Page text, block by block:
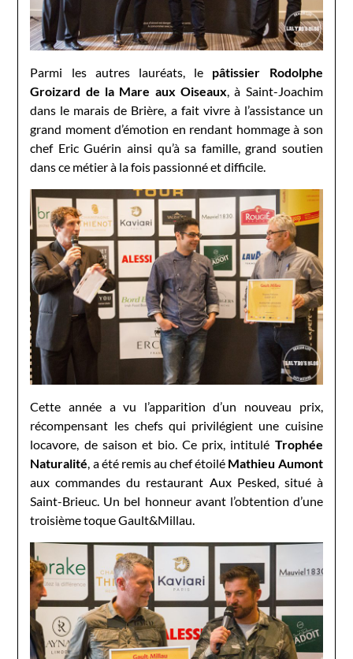
Parmi les autres lauréats, le pâtissier Rodolphe
Groizard de la Mare aux Oiseaux, à Saint-Joachim
dans le marais de Brière, a fait vivre à l’assistance un
grand moment d’émotion en rendant hommage à son
chef Eric Guérin ainsi qu’à sa famille, grand soutien
dans ce métier à la fois passionné et difficile.
Cette année a vu l’apparition d’un nouveau prix,
récompensant les chefs qui privilégient une cuisine
locavore, de saison et bio. Ce prix, intitulé Trophée
Naturalité , a été remis au chef étoilé Mathieu Aumont
aux commandes du restaurant Aux Pesked, situé à
Saint-Brieuc. Un bel honneur avant l’obtention d’une
troisième toque Gault&Millau.